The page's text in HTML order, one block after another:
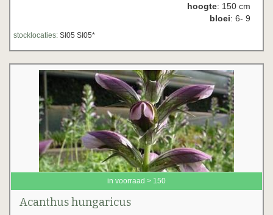
hoogte: 150 cm
bloei: 6- 9
stocklocaties: SI05 SI05*
in voorraad > 150
Acanthus hungaricus